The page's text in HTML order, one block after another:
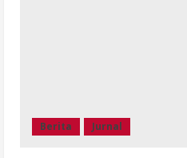
Berita Jurnal